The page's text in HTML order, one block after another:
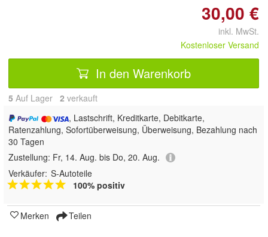
30,00 €
inkl. MwSt.
Kostenloser Versand
In den Warenkorb
5 Auf Lager 2 verkauft
, Lastschrift, Kreditkarte, Debitkarte,
Ratenzahlung, Sofortüberweisung, Überweisung, Bezahlung nach
30 Tagen
Zustellung: Fr, 14. Aug. bis Do, 20. Aug.
Verkäufer: S-Autoteile
100% positiv
Merken Teilen